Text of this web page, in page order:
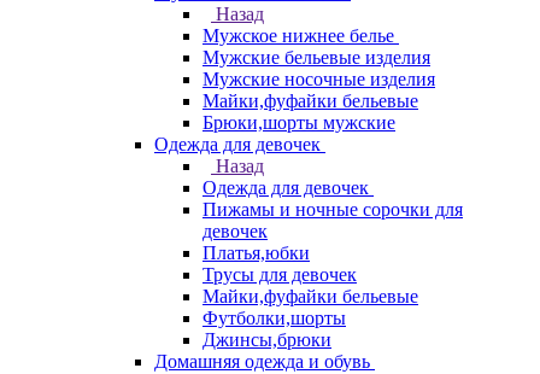
Назад
Мужское нижнее белье
Мужские бельевые изделия
Мужские носочные изделия
Майки,фуфайки бельевые
Брюки,шорты мужские
Одежда для девочек
Назад
Одежда для девочек
Пижамы и ночные сорочки для
девочек
Платья,юбки
Трусы для девочек
Майки,фуфайки бельевые
Футболки,шорты
Джинсы,брюки
Домашняя одежда и обувь